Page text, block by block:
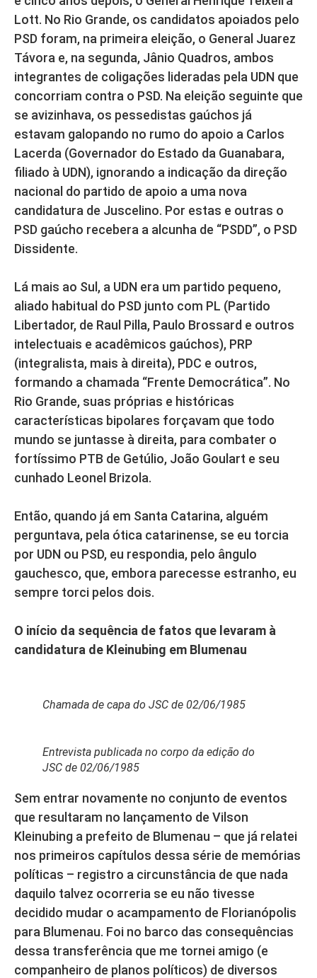
Lott. No Rio Grande, os candidatos apoiados pelo
PSD foram, na primeira eleição, o General Juarez
Távora e, na segunda, Jânio Quadros, ambos
integrantes de coligações lideradas pela UDN que
concorriam contra o PSD. Na eleição seguinte que
se avizinhava, os pessedistas gaúchos já
estavam galopando no rumo do apoio a Carlos
Lacerda (Governador do Estado da Guanabara,
filiado à UDN), ignorando a indicação da direção
nacional do partido de apoio a uma nova
candidatura de Juscelino. Por estas e outras o
PSD gaúcho recebera a alcunha de “PSDD”, o PSD
Dissidente.
Lá mais ao Sul, a UDN era um partido pequeno,
aliado habitual do PSD junto com PL (Partido
Libertador, de Raul Pilla, Paulo Brossard e outros
intelectuais e acadêmicos gaúchos), PRP
(integralista, mais à direita), PDC e outros,
formando a chamada “Frente Democrática”. No
Rio Grande, suas próprias e históricas
características bipolares forçavam que todo
mundo se juntasse à direita, para combater o
fortíssimo PTB de Getúlio, João Goulart e seu
cunhado Leonel Brizola.
Então, quando já em Santa Catarina, alguém
perguntava, pela ótica catarinense, se eu torcia
por UDN ou PSD, eu respondia, pelo ângulo
gauchesco, que, embora parecesse estranho, eu
sempre torci pelos dois.
O início da sequência de fatos que levaram à
candidatura de Kleinubing em Bl umenau
Chamada de capa do JSC de 02/06/1985
Entrevista publicada no corpo da edição do
JSC de 02/06/1985
Sem entrar novamente no conjunto de eventos
que resultaram no lançamento de Vilson
Kleinubing a prefeito de Blumenau – que já relatei
nos primeiros capítulos dessa série de memórias
políticas – registro a circunstância de que nada
daquilo talvez ocorreria se eu não tivesse
decidido mudar o acampamento de Florianópolis
para Blumenau. Foi no barco das consequências
dessa transferência que me tornei amigo (e
companheiro de planos políticos) de diversos